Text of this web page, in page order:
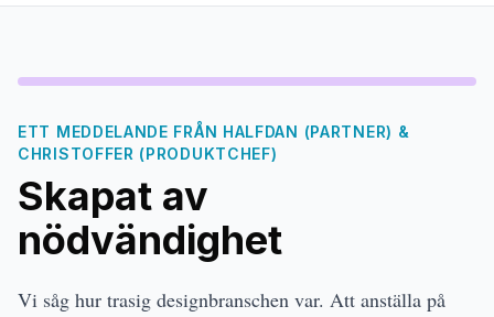
ETT MEDDELANDE FRÅN HALFDAN (PARTNER) &
CHRISTOFFER (PRODUKTCHEF)
Skapat av
nödvändighet
Vi såg hur trasig designbranschen var. Att anställa på